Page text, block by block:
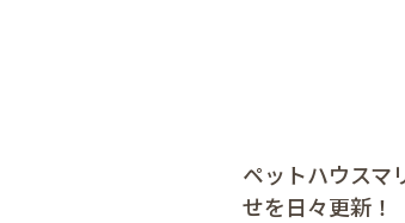
ペットハウスマ
せを日々更新！